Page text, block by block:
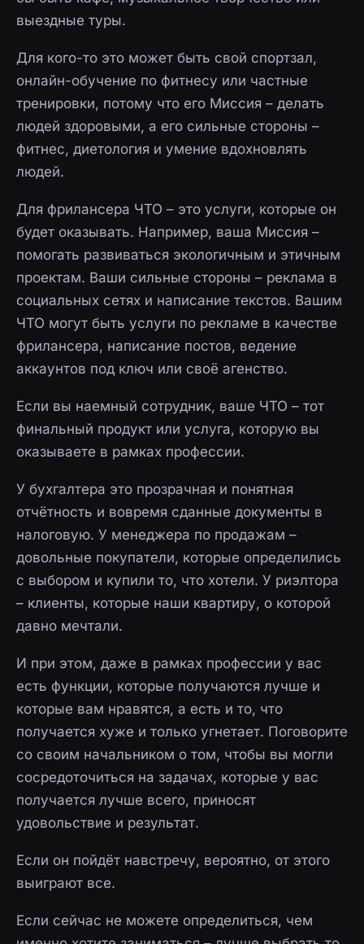
выездные туры.
Для кого-то это может быть свой спортзал,
онлайн-обучение по фитнесу или частные
тренировки, потому что его Миссия – делать
людей здоровыми, а его сильные стороны –
фитнес, диетология и умение вдохновлять
людей.
Для фрилансера ЧТО – это услуги, которые он
будет оказывать. Например, ваша Миссия –
помогать развиваться экологичным и этичным
проектам. Ваши сильные стороны – реклама в
социальных сетях и написание текстов. Вашим
ЧТО могут быть услуги по рекламе в качестве
фрилансера, написание постов, ведение
аккаунтов под ключ или своё агенство.
Если вы наемный сотрудник, ваше ЧТО – тот
финальный продукт или услуга, которую вы
оказываете в рамках профессии.
У бухгалтера это прозрачная и понятная
отчётность и вовремя сданные документы в
налоговую. У менеджера по продажам –
довольные покупатели, которые определились
с выбором и купили то, что хотели. У риэлтора
– клиенты, которые наши квартиру, о которой
давно мечтали.
И при этом, даже в рамках профессии у вас
есть функции, которые получаются лучше и
которые вам нравятся, а есть и то, что
получается хуже и только угнетает. Поговорите
со своим начальником о том, чтобы вы могли
сосредоточиться на задачах, которые у вас
получается лучше всего, приносят
удовольствие и результат.
Если он пойдёт навстречу, вероятно, от этого
выиграют все.
Если сейчас не можете определиться, чем